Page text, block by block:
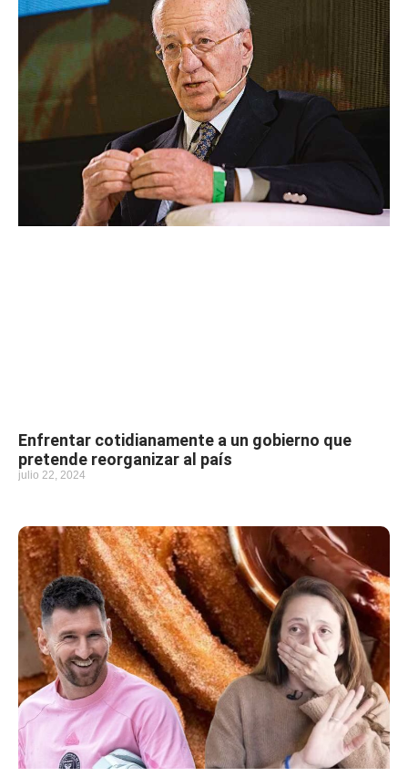
Enfrentar cotidianamente a un gobierno que
pretende reorganizar al país
julio 22, 2024